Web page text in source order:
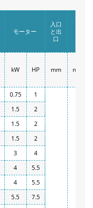
モーター
入口
と出
口
最
形
分
kW HP mm mm
0.75 1
1.5
2
1.5
2
1.5
2
3
4
4
5.5
4
5.5
5.5
7.5